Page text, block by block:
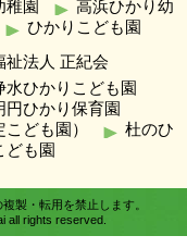
稚園
高浜ひかり幼
ひかりこども園
祉法人 正紀会
水ひかりこども園
円ひかり保育園
こども園）
杜のひ
ども園
複製・転用を禁止します。
all rights reserved.